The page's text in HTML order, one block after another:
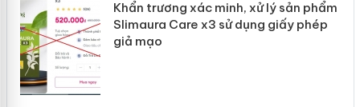
Khẩn trương xác minh, xử lý sản phẩm
Slimaura Care x3 sử dụng giấy phép
giả mạo